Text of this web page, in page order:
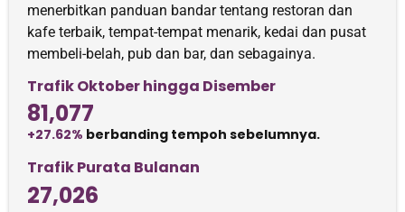
menerbitkan panduan bandar tentang restoran dan
kafe terbaik, tempat-tempat menarik, kedai dan pusat
membeli-belah, pub dan bar, dan sebagainya.
Trafik Oktober hingga Disember
81,077
+27.62% berbanding tempoh sebelumnya.
Trafik Purata Bulanan
27,026